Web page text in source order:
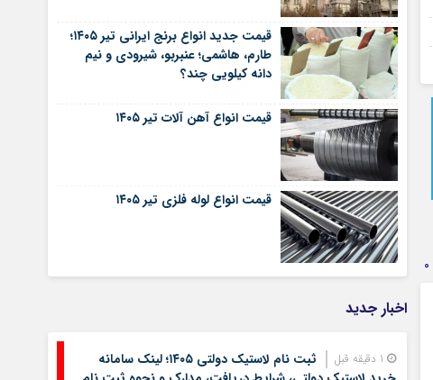
قیمت جدید انواع برنج ایرانی تیر ۱۴۰۵؛
طارم، هاشمی؛ عنبربو، شیرودی و نیم
دانه کیلویی چند؟
قیمت انواع آهن آلات تیر ۱۴۰۵
قیمت انواع لوله فلزی تیر ۱۴۰۵
اخبار جدید
ثبت نام لاستیک دولتی ۱۴۰۵؛ لینک سامانه